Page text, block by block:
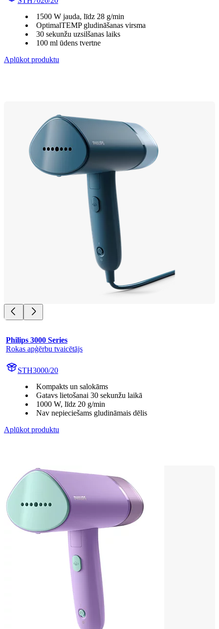
1500 W jauda, līdz 28 g/min
OptimalTEMP gludināšanas virsma
30 sekunžu uzsilšanas laiks
100 ml ūdens tvertne
Aplūkot produktu
Philips 3000 Series
Rokas apģērbu tvaicētājs
STH3000/20
Kompakts un salokāms
Gatavs lietošanai 30 sekunžu laikā
1000 W, līdz 20 g/min
Nav nepieciešams gludināmais dēlis
Aplūkot produktu